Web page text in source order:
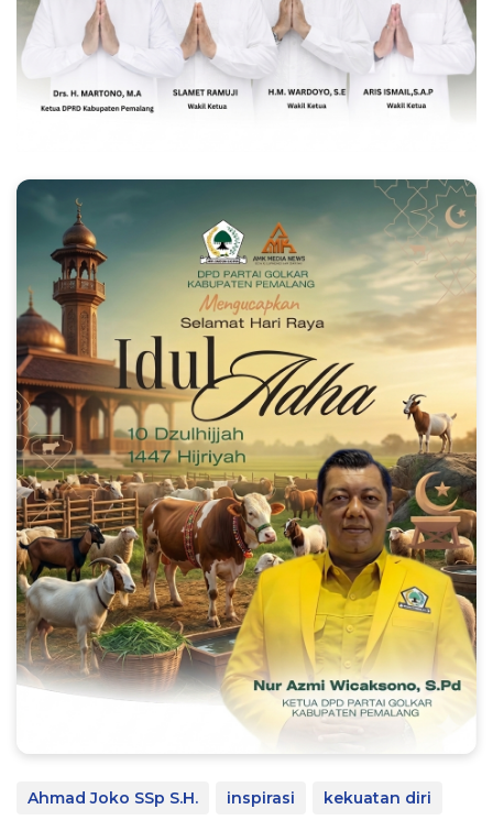
Ahmad Joko SSp S.H. inspirasi
kekuatan diri